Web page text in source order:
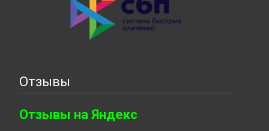
Отзывы
Отзывы на Яндекс